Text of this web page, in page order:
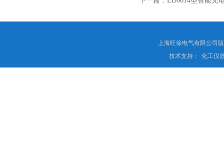
上海旺徐电气有限公司
技术支持：
化工仪